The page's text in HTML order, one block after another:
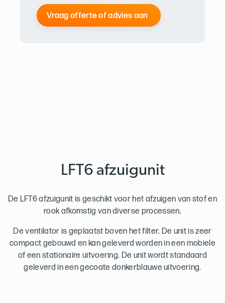
Vraag offerte of advies aan
LFT6 afzuigunit
De LFT6 afzuigunit is geschikt voor het afzuigen van stof en
rook afkomstig van diverse processen.
De ventilator is geplaatst boven het filter. De unit is zeer
compact gebouwd en kan geleverd worden in een mobiele
of een stationaire uitvoering. De unit wordt standaard
geleverd in een gecoate donkerblauwe uitvoering.